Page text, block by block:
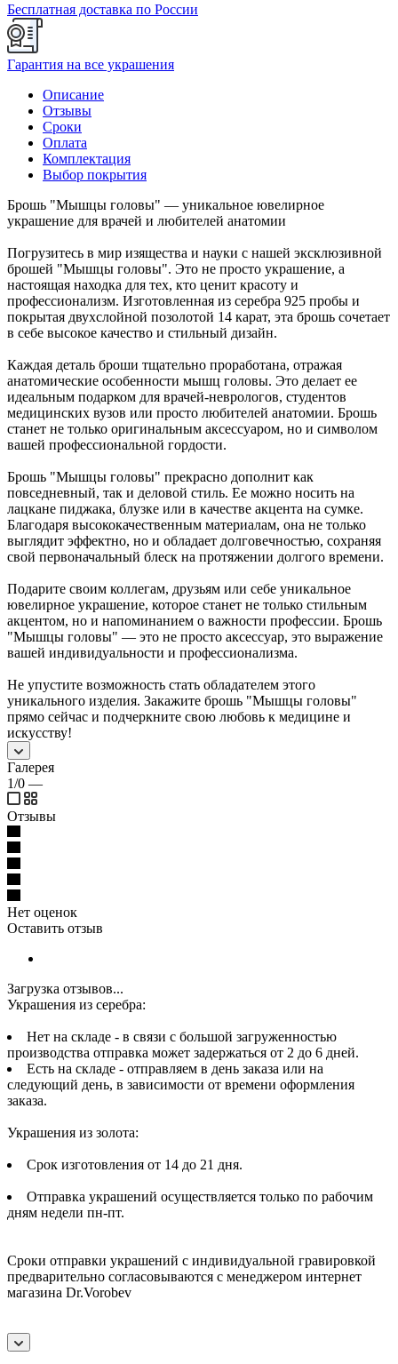
Бесплатная доставка по России
Гарантия на все украшения
Описание
Отзывы
Сроки
Оплата
Комплектация
Выбор покрытия
Брошь "Мышцы головы" — уникальное ювелирное
украшение для врачей и любителей анатомии
Погрузитесь в мир изящества и науки с нашей эксклюзивной
брошей "Мышцы головы". Это не просто украшение, а
настоящая находка для тех, кто ценит красоту и
профессионализм. Изготовленная из серебра 925 пробы и
покрытая двухслойной позолотой 14 карат, эта брошь сочетает
в себе высокое качество и стильный дизайн.
Каждая деталь броши тщательно проработана, отражая
анатомические особенности мышц головы. Это делает ее
идеальным подарком для врачей-неврологов, студентов
медицинских вузов или просто любителей анатомии. Брошь
станет не только оригинальным аксессуаром, но и символом
вашей профессиональной гордости.
Брошь "Мышцы головы" прекрасно дополнит как
повседневный, так и деловой стиль. Ее можно носить на
лацкане пиджака, блузке или в качестве акцента на сумке.
Благодаря высококачественным материалам, она не только
выглядит эффектно, но и обладает долговечностью, сохраняя
свой первоначальный блеск на протяжении долгого времени.
Подарите своим коллегам, друзьям или себе уникальное
ювелирное украшение, которое станет не только стильным
акцентом, но и напоминанием о важности профессии. Брошь
"Мышцы головы" — это не просто аксессуар, это выражение
вашей индивидуальности и профессионализма.
Не упустите возможность стать обладателем этого
уникального изделия. Закажите брошь "Мышцы головы"
прямо сейчас и подчеркните свою любовь к медицине и
искусству!
Галерея
1/0 —
Отзывы
Нет оценок
Оставить отзыв
Загрузка отзывов...
Украшения из серебра:
Нет на складе - в связи с большой загруженностью
производства отправка может задержаться от 2 до 6 дней.
Есть на складе - отправляем в день заказа или на
следующий день, в зависимости от времени оформления
заказа.
Украшения из золота:
Срок изготовления от 14 до 21 дня.
Отправка украшений осуществляется только по рабочим
дням недели пн-пт.
Сроки отправки украшений с индивидуальной гравировкой
предварительно согласовываются с менеджером интернет
магазина Dr.Vorobev